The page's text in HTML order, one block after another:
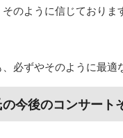
のように信じておりま
必ずやそのように最適
今後のコンサート